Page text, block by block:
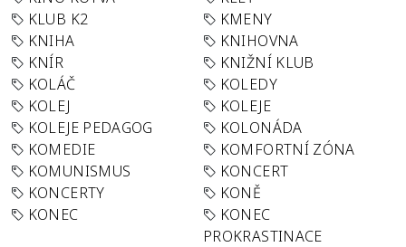
KLUB K2
KMENY
KNIHA
KNIHOVNA
KNÍR
KNIŽNÍ KLUB
KOLÁČ
KOLEDY
KOLEJ
KOLEJE
KOLEJE PEDAGOG
KOLONÁDA
KOMEDIE
KOMFORTNÍ ZÓNA
KOMUNISMUS
KONCERT
KONCERTY
KONĚ
KONEC
KONEC
PROKRASTINACE